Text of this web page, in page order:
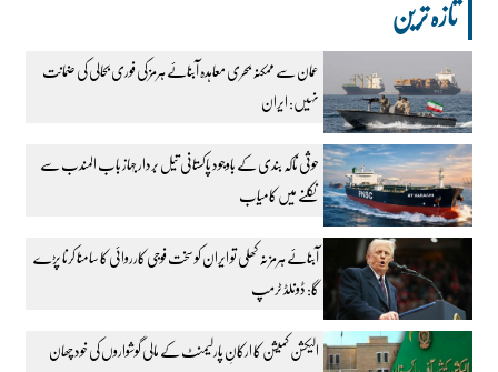
تازہ ترین
عمان سے ممکنہ بحری معاہدہ آبنائے ہرمز کی فوری بحالی کی ضمانت
نہیں: ایران
حوثی ناکہ بندی کے باوجود پاکستانی تیل بردار جہاز باب المندب سے
نکلنے میں کامیاب
آبنائے ہرمز نہ کھلی تو ایران کو سخت فوجی کارروائی کا سامنا کرنا پڑے
گا: ڈونلڈ ٹرمپ
الیکشن کمیشن کا ارکانِ پارلیمنٹ کے مالی گوشواروں کی خود چھان